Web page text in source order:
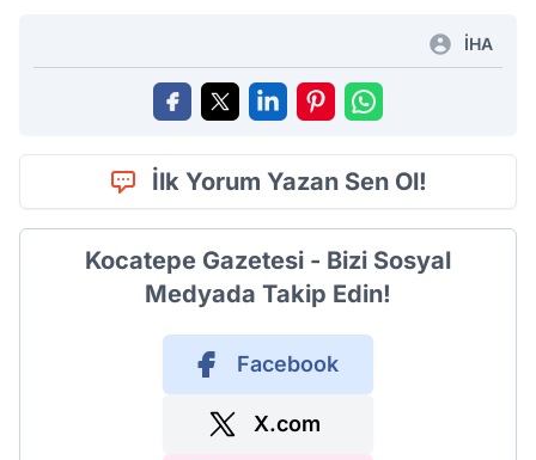
İHA
İlk Yorum Yazan Sen Ol!
Kocatepe Gazetesi - Bizi Sosyal
Medyada Takip Edin!
Facebook
X.com